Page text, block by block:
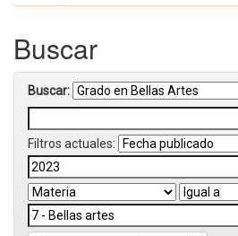
navigation
Buscar
Buscar:
Filtros actuales: